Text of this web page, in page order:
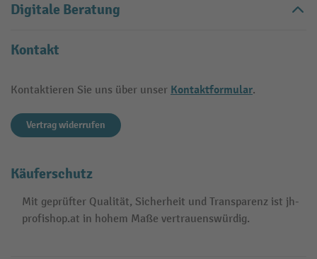
Digitale Beratung
Kontakt
Kontaktieren Sie uns über unser Kontaktformular.
Vertrag widerrufen
Käuferschutz
Mit geprüfter Qualität, Sicherheit und Transparenz ist jh-
profishop.at in hohem Maße vertrauenswürdig.